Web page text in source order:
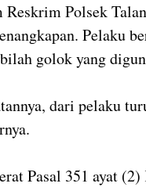
Polsek
Pelaku
golok yang
dari pelaku
Pasal 351 ayat